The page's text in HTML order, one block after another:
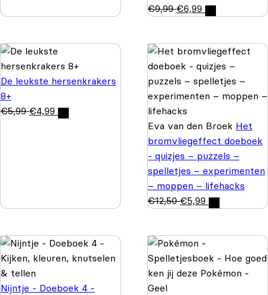
€9,99 €6,99
De leukste hersenkrakers
8+
€5,99 €4,99
Eva van den Broek Het
bromvliegeffect doeboek
- quizjes – puzzels –
spelletjes – experimenten
– moppen – lifehacks
€12,50 €5,99
Nijntje - Doeboek 4 -